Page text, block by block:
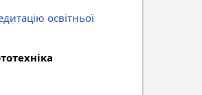
освітньої